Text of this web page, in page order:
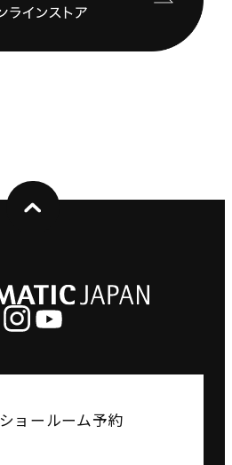
ショールーム予約